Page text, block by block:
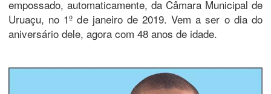
empossado, automaticamente, da Câmara Municipal de
Uruaçu, no 1º de janeiro de 2019. Vem a ser o dia do
aniversário dele, agora com 48 anos de idade.